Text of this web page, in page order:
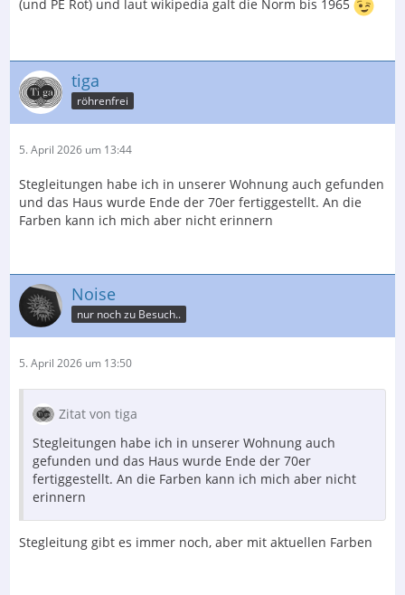
(und PE Rot) und laut wikipedia galt die Norm bis 1965
tiga
röhrenfrei
5. April 2026 um 13:44
Stegleitungen habe ich in unserer Wohnung auch gefunden
und das Haus wurde Ende der 70er fertiggestellt. An die
Farben kann ich mich aber nicht erinnern
Noise
nur noch zu Besuch..
5. April 2026 um 13:50
Zitat von tiga
Stegleitungen habe ich in unserer Wohnung auch
gefunden und das Haus wurde Ende der 70er
fertiggestellt. An die Farben kann ich mich aber nicht
erinnern
Stegleitung gibt es immer noch, aber mit aktuellen Farben